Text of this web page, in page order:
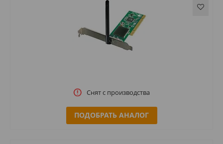
Снят с производства
ПОДОБРАТЬ АНАЛОГ